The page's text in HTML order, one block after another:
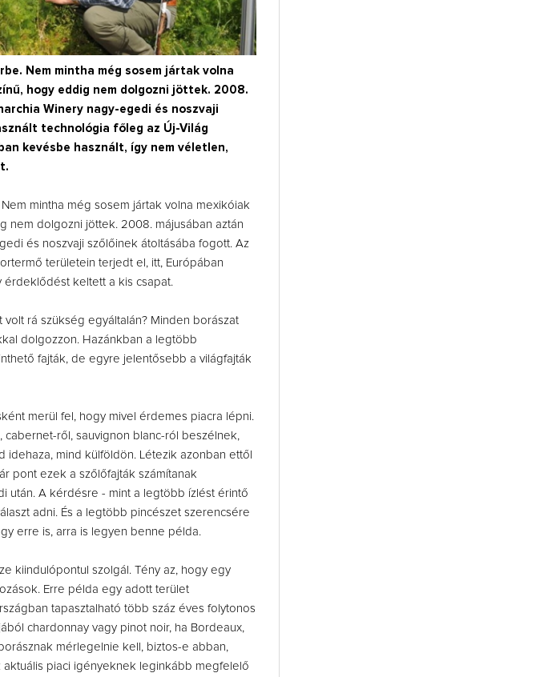
Nem mintha még sosem jártak volna
hogy eddig nem dolgozni jöttek. 2008.
Winery nagy-egedi és noszvaji
technológia főleg az Új-Világ
kevésbe használt, így nem véletlen,
mintha még sosem jártak volna mexikóiak
nem dolgozni jöttek. 2008. májusában aztán
és noszvaji szőlőinek átoltásába fogott. Az
területein terjedt el, itt, Európában
érdeklődést keltett a kis csapat.
rá szükség egyáltalán? Minden borászat
dolgozzon. Hazánkban a legtöbb
fajták, de egyre jelentősebb a világfajták
merül fel, hogy mivel érdemes piacra lépni.
ről, sauvignon blanc-ról beszélnek,
mind külföldön. Létezik azonban ettől
pont ezek a szőlőfajták számítanak
után. A kérdésre - mint a legtöbb ízlést érintő
adni. És a legtöbb pincészet szerencsére
erre is, arra is legyen benne példa.
kiindulópontul szolgál. Tény az, hogy egy
Erre példa egy adott terület
tapasztalható több száz éves folytonos
chardonnay vagy pinot noir, ha Bordeaux,
mérlegelnie kell, biztos-e abban,
piaci igényeknek leginkább megfelelő